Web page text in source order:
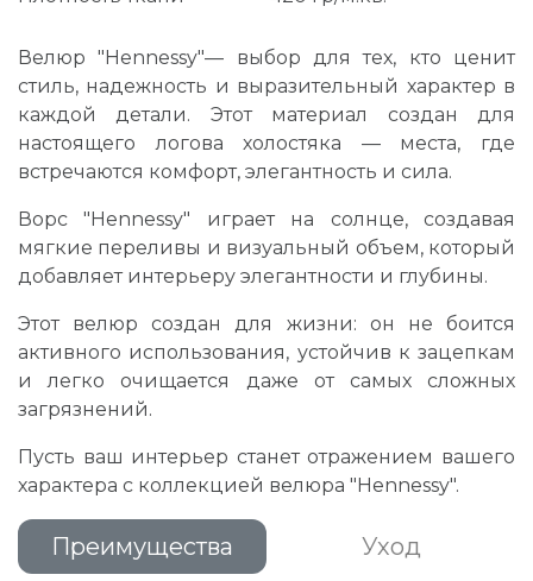
Велюр "Hennessy"— выбор для тех, кто ценит
стиль, надежность и выразительный характер в
каждой детали. Этот материал создан для
настоящего логова холостяка — места, где
встречаются комфорт, элегантность и сила.
Ворс "Hennessy" играет на солнце, создавая
мягкие переливы и визуальный объем, который
добавляет интерьеру элегантности и глубины.
Этот велюр создан для жизни: он не боится
активного использования, устойчив к зацепкам
и легко очищается даже от самых сложных
загрязнений.
Пусть ваш интерьер станет отражением вашего
характера с коллекцией велюра "Hennessy".
Преимущества Уход